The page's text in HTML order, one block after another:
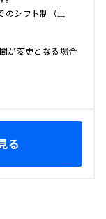
シフト制（土
が変更となる場合
る